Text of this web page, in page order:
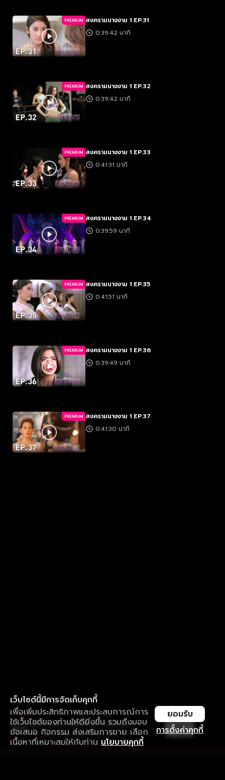
PREMIUM สงครามนางงาม 1 EP.31
0:39:42 นาที
PREMIUM สงครามนางงาม 1 EP.32
0:39:42 นาที
PREMIUM สงครามนางงาม 1 EP.33
0:41:31 นาที
PREMIUM สงครามนางงาม 1 EP.34
0:39:59 นาที
PREMIUM สงครามนางงาม 1 EP.35
0:41:51 นาที
PREMIUM สงครามนางงาม 1 EP.36
0:39:49 นาที
PREMIUM สงครามนางงาม 1 EP.37
0:41:30 นาที
เว็บไซต์นี้มีการจัดเก็บคุกกี้
เพื่อเพิ่มประสิทธิภาพและประสบการณ์การ
ใช้เว็บไซต์ของท่านให้ดียิ่งขึ้น รวมถึงมอบ
ข้อเสนอ กิจกรรม ส่งเสริมการขาย เลือก
เนื้อหาที่เหมาะสมให้กับท่าน นโยบายคุกกี้
การตั้งค่าคุกกี้
ยอมรับ
ใช้งานแอป ลื่นไหลกว่า ไม่มีสะดุด
ดาวน์โหลดแอปเพื่อการรับชมที่ดีกว่า เปิด